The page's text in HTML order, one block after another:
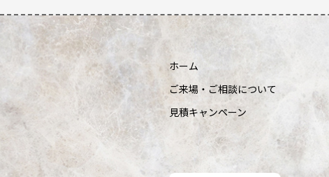
ホーム
ご来場・ご相談について
見積キャンペーン